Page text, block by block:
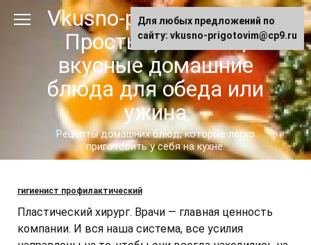
Vkusno-prigotovim.ru -
Простые, сытные,
вкусные домашние
блюда для обеда или
ужина
Рецепты домашних блюд, которые легко
приготовить у себя на кухне.
гигиенист профилактический
Пластический хирург. Врачи — главная ценность
компании. И вся наша система, все усилия
Для любых предложений по
сайту: vkusno-prigotovim@cp9.ru